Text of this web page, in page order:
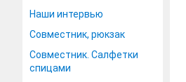
Наши интервью
Совместник, рюкзак
Совместник. Салфетки
спицами